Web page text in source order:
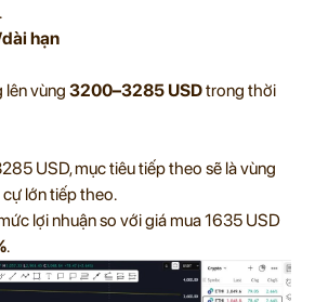
hạn
lên vùng 3200–3285 USDtrong thời
USD, mục tiêu tiếp theo sẽ là vùng
cự lớn tiếp theo.
lợi nhuận so với giá mua 1635 USD
.